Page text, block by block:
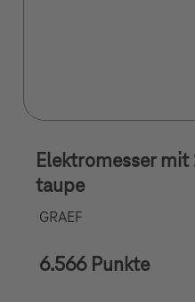
Elektromesser mit
taupe
GRAEF
6.566 Punkte